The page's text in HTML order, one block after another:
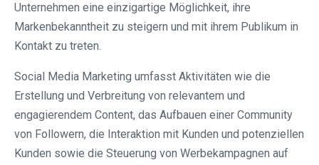
Unternehmen eine einzigartige Möglichkeit, ihre
Markenbekanntheit zu steigern und mit ihrem Publikum in
Kontakt zu treten.
Social Media Marketing umfasst Aktivitäten wie die
Erstellung und Verbreitung von relevantem und
engagierendem Content, das Aufbauen einer Community
von Followern, die Interaktion mit Kunden und potenziellen
Kunden sowie die Steuerung von Werbekampagnen auf